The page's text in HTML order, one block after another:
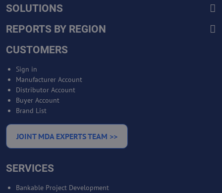
SOLUTIONS
REPORTS BY REGION
CUSTOMERS
Sign in
Manufacturer Account
Distributor Account
Buyer Account
Brand List
JOINT MDA EXPERTS TEAM >>
SERVICES
Bankable Project Development